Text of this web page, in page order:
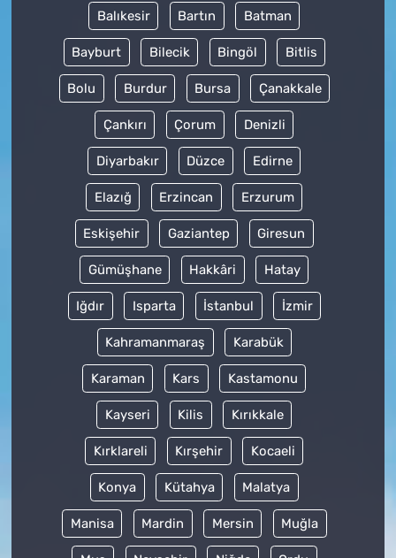
Balıkesir Bartın Batman
Bayburt Bilecik Bingöl Bitlis
Bolu Burdur Bursa Çanakkale
Çankırı Çorum Denizli
Diyarbakır Düzce Edirne
Elazığ Erzincan Erzurum
Eskişehir Gaziantep Giresun
Gümüşhane Hakkâri Hatay
Iğdır Isparta İstanbul İzmir
Kahramanmaraş Karabük
Karaman Kars Kastamonu
Kayseri Kilis Kırıkkale
Kırklareli Kırşehir Kocaeli
Konya Kütahya Malatya
Manisa Mardin Mersin Muğla